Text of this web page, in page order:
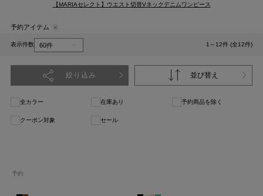
【MARIAセレクト】ウエスト切替Vネックデニムワンピース
予約アイテム
表示件数 1～12件 (全12件)
絞り込み 並び替え
全カラー 在庫あり 予約商品を除く
クーポン対象 セール
予約